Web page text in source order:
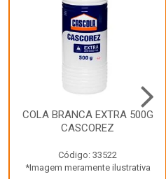
COLA BRANCA EXTRA 500G
CASCOREZ
Código: 33522
*Imagem meramente ilustrativa